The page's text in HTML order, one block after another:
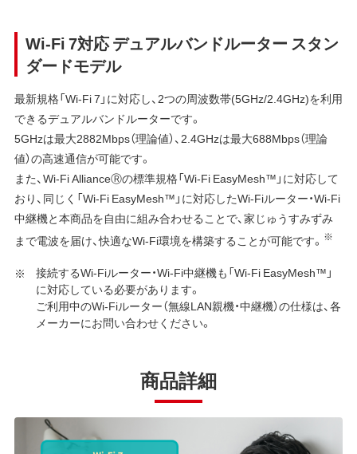
Wi-Fi 7対応 デュアルバンドルーター スタン
ダードモデル
最新規格「Wi-Fi 7」に対応し、2つの周波数帯(5GHz/2.4GHz)を利用
できるデュアルバンドルーターです。
5GHzは最大2882Mbps（理論値）、2.4GHzは最大688Mbps（理論
値）の高速通信が可能です。
また、Wi-Fi AllianceⓇの標準規格「Wi-Fi EasyMesh™」に対応して
おり、同じく「Wi-Fi EasyMesh™」に対応したWi-Fiルーター・Wi-Fi
中継機と本商品を自由に組み合わせることで、家じゅうすみずみ
まで電波を届け、快適なWi-Fi環境を構築することが可能です。 ※
接続するWi-Fiルーター・Wi-Fi中継機も「Wi-Fi EasyMesh™」
に対応している必要があります。
ご利用中のWi-Fiルーター（無線LAN親機・中継機）の仕様は、各
メーカーにお問い合わせください。
商品詳細